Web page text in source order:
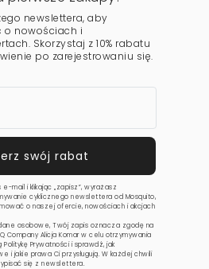
newslettera, aby
o nowościach i
Skorzystaj z 10% rabatu
po zarejestrowaniu się.
mail i klikając „zapisz”, wyrażasz
cyklicznego newslettera od Mosquito,
o naszej ofercie, nowościach i akcjach
osobowe, Twój zapis oznacza zgodę na
Company Alicja Komar w celu otrzymywania
Politykę Prywatnościi sprawdź, jak
i jakie prawa Ci przysługują. W każdej chwili
się z newslettera.